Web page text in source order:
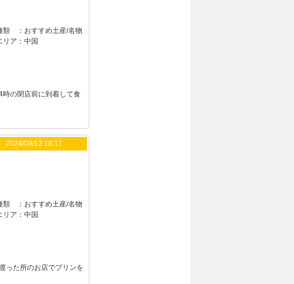
類 ： おすすめ土産/名物
リア ： 中国
時の閉店前に到着して食
2024/09/13 18:17
類 ： おすすめ土産/名物
リア ： 中国
った所のお店でプリンを